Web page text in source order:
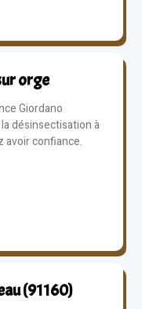
orge
Giordano
désinsectisation à
avoir confiance.
(91160)